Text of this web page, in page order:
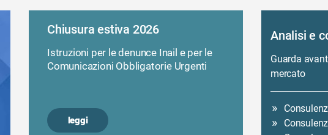
Analisi e
Guarda
mercato
Chiusura estiva 2026
Istruzioni per le denunce Inail e per le
Comunicazioni Obbligatorie Urgenti
leggi